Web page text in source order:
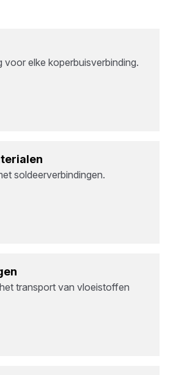
voor elke koperbuisverbinding.
soldeerverbindingen.
transport van vloeistoffen